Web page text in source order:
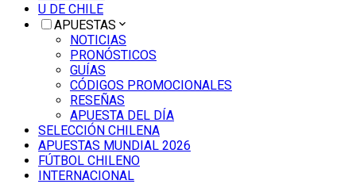
U DE CHILE
APUESTAS
NOTICIAS
PRONÓSTICOS
GUÍAS
CÓDIGOS PROMOCIONALES
RESEÑAS
APUESTA DEL DÍA
SELECCIÓN CHILENA
APUESTAS MUNDIAL 2026
FÚTBOL CHILENO
INTERNACIONAL